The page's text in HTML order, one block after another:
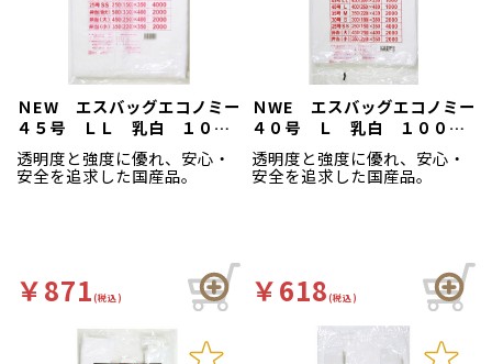
ＮEW エスバッグエコノミー
４５号 ＬＬ 乳白 １００
枚袋入
透明度と強度に優れ、安心・
安全を追求した国産品。
￥871(税込)
ＮWE エスバッグエコノミー
４０号 Ｌ 乳白 １００枚
袋入
透明度と強度に優れ、安心・
安全を追求した国産品。
￥618(税込)